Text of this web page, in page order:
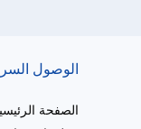
الوصول
الصفحة